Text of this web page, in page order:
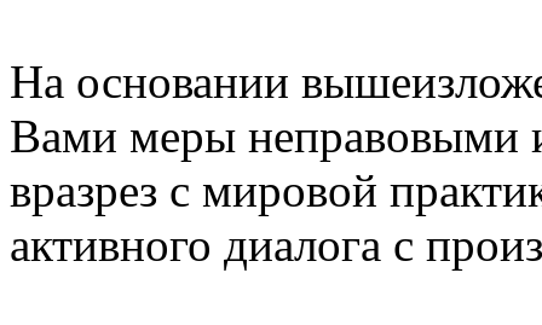
На основании
Вами меры
вразрез с мировой
активного диалога с